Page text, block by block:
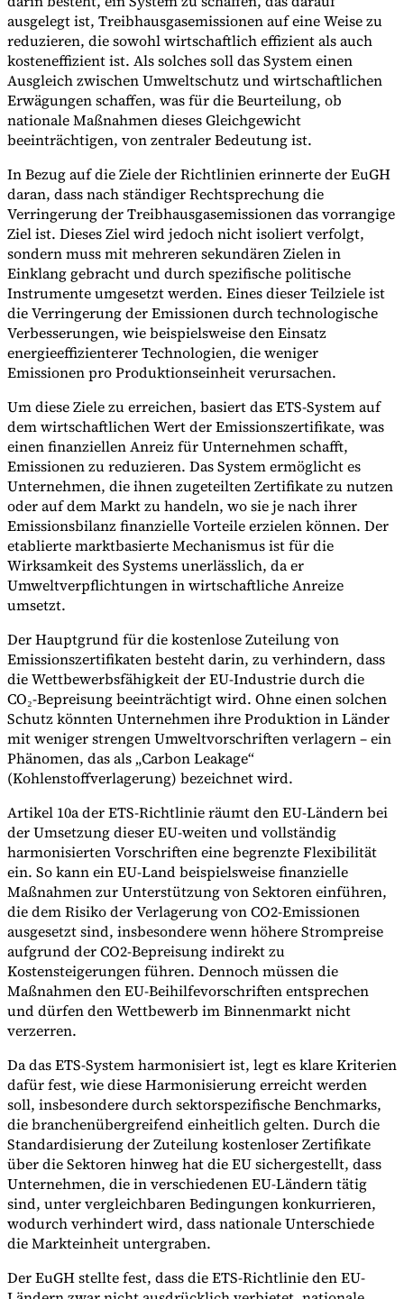
ausgelegt ist, Treibhausgasemissionen auf eine Weise zu
reduzieren, die sowohl wirtschaftlich effizient als auch
kosteneffizient ist. Als solches soll das System einen
Ausgleich zwischen Umweltschutz und wirtschaftlichen
Erwägungen schaffen, was für die Beurteilung, ob
nationale Maßnahmen dieses Gleichgewicht
beeinträchtigen, von zentraler Bedeutung ist.
In Bezug auf die Ziele der Richtlinien erinnerte der EuGH
daran, dass nach ständiger Rechtsprechung die
Verringerung der Treibhausgasemissionen das vorrangige
Ziel ist. Dieses Ziel wird jedoch nicht isoliert verfolgt,
sondern muss mit mehreren sekundären Zielen in
Einklang gebracht und durch spezifische politische
Instrumente umgesetzt werden. Eines dieser Teilziele ist
die Verringerung der Emissionen durch technologische
Verbesserungen, wie beispielsweise den Einsatz
energieeffizienterer Technologien, die weniger
Emissionen pro Produktionseinheit verursachen.
Um diese Ziele zu erreichen, basiert das ETS-System auf
dem wirtschaftlichen Wert der Emissionszertifikate, was
einen finanziellen Anreiz für Unternehmen schafft,
Emissionen zu reduzieren. Das System ermöglicht es
Unternehmen, die ihnen zugeteilten Zertifikate zu nutzen
oder auf dem Markt zu handeln, wo sie je nach ihrer
Emissionsbilanz finanzielle Vorteile erzielen können. Der
etablierte marktbasierte Mechanismus ist für die
Wirksamkeit des Systems unerlässlich, da er
Umweltverpflichtungen in wirtschaftliche Anreize
umsetzt.
Der Hauptgrund für die kostenlose Zuteilung von
Emissionszertifikaten besteht darin, zu verhindern, dass
die Wettbewerbsfähigkeit der EU-Industrie durch die
CO₂-Bepreisung beeinträchtigt wird. Ohne einen solchen
Schutz könnten Unternehmen ihre Produktion in Länder
mit weniger strengen Umweltvorschriften verlagern – ein
Phänomen, das als „Carbon Leakage“
(Kohlenstoffverlagerung) bezeichnet wird.
Artikel 10a der ETS-Richtlinie räumt den EU-Ländern bei
der Umsetzung dieser EU-weiten und vollständig
harmonisierten Vorschriften eine begrenzte Flexibilität
ein. So kann ein EU-Land beispielsweise finanzielle
Maßnahmen zur Unterstützung von Sektoren einführen,
die dem Risiko der Verlagerung von CO2-Emissionen
ausgesetzt sind, insbesondere wenn höhere Strompreise
aufgrund der CO2-Bepreisung indirekt zu
Kostensteigerungen führen. Dennoch müssen die
Maßnahmen den EU-Beihilfevorschriften entsprechen
und dürfen den Wettbewerb im Binnenmarkt nicht
verzerren.
Da das ETS-System harmonisiert ist, legt es klare Kriterien
dafür fest, wie diese Harmonisierung erreicht werden
soll, insbesondere durch sektorspezifische Benchmarks,
die branchenübergreifend einheitlich gelten. Durch die
Standardisierung der Zuteilung kostenloser Zertifikate
über die Sektoren hinweg hat die EU sichergestellt, dass
Unternehmen, die in verschiedenen EU-Ländern tätig
sind, unter vergleichbaren Bedingungen konkurrieren,
wodurch verhindert wird, dass nationale Unterschiede
die Markteinheit untergraben.
Der EuGH stellte fest, dass die ETS-Richtlinie den EU-